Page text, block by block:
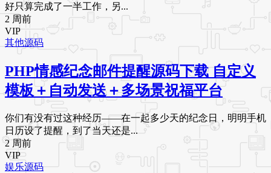
好只算完成了一半工作，另...
2 周前
VIP
其他源码
PHP情感纪念邮件提醒源码下载 自定义
模板＋自动发送＋多场景祝福平台
你们有没有过这种经历——在一起多少天的纪念日，明明手机
日历设了提醒，到了当天还是...
2 周前
VIP
娱乐源码